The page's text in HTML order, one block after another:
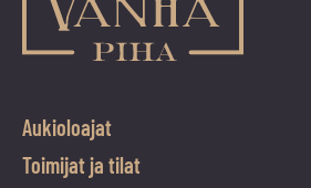
Aukioloajat
Toimijat ja tilat